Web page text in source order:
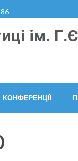
ім.
КОНФЕРЕНЦІЇ